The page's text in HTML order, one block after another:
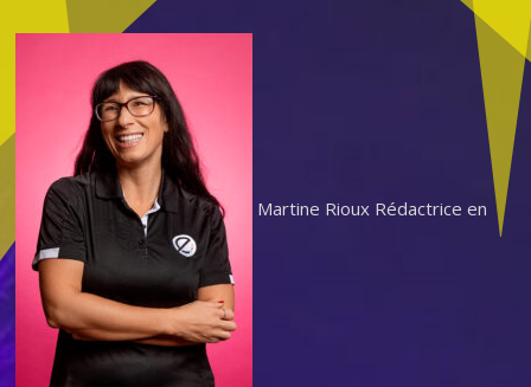
Martine Rioux Rédactrice en